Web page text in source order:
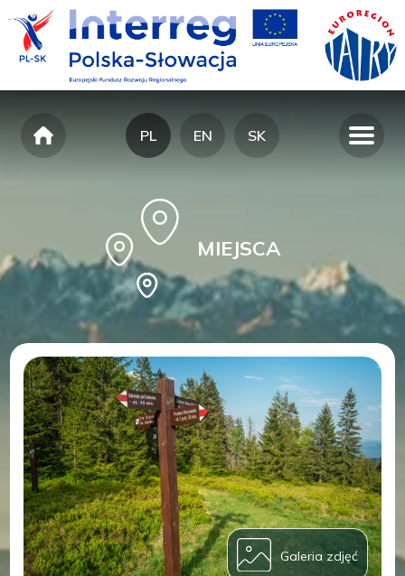
PL EN SK
MIEJSCA
Galeria zdjęć